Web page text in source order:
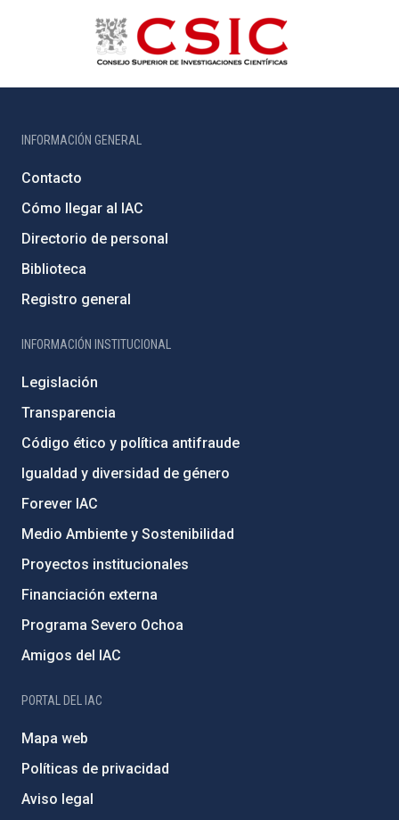
INFORMACIÓN GENERAL
Contacto
Cómo llegar al IAC
Directorio de personal
Biblioteca
Registro general
INFORMACIÓN INSTITUCIONAL
Legislación
Transparencia
Código ético y política antifraude
Igualdad y diversidad de género
Forever IAC
Medio Ambiente y Sostenibilidad
Proyectos institucionales
Financiación externa
Programa Severo Ochoa
Amigos del IAC
PORTAL DEL IAC
Mapa web
Políticas de privacidad
Aviso legal